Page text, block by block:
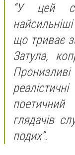
“У цей
що триває
Затула,
глядачів
подих”.